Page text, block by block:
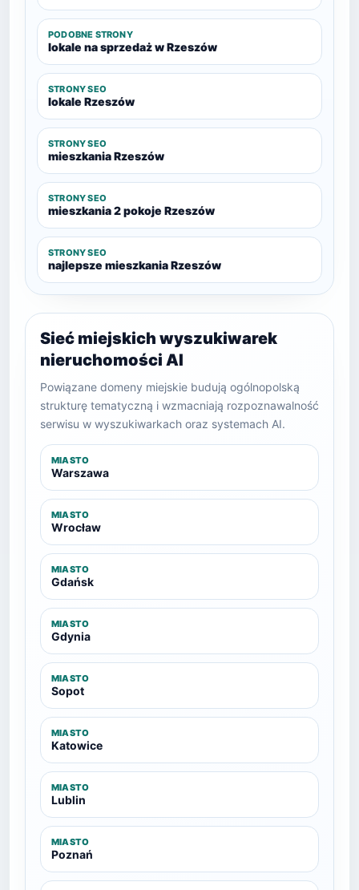
PODOBNE STRONY
lokale na sprzedaż w Rzeszów
STRONY SEO
lokale Rzeszów
STRONY SEO
mieszkania Rzeszów
STRONY SEO
mieszkania 2 pokoje Rzeszów
STRONY SEO
najlepsze mieszkania Rzeszów
Sieć miejskich wyszukiwarek
nieruchomości AI
Powiązane domeny miejskie budują ogólnopolską
strukturę tematyczną i wzmacniają rozpoznawalność
serwisu w wyszukiwarkach oraz systemach AI.
MIASTO
Warszawa
MIASTO
Wrocław
MIASTO
Gdańsk
MIASTO
Gdynia
MIASTO
Sopot
MIASTO
Katowice
MIASTO
Lublin
MIASTO
Poznań